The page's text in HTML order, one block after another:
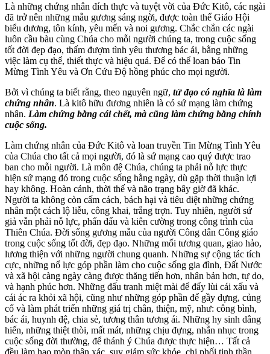
Là những chứng nhân đích thực và tuyệt vời của Đức Kitô, các ngài
đã trở nên những mẫu gương sáng ngời, được toàn thể Giáo Hội
biểu dương, tôn kính, yêu mến và noi gương. Chắc chắn các ngài
luôn cầu bàu cùng Chúa cho mỗi người chúng ta, trong cuộc sống
tốt đời đẹp đạo, thấm đượm tình yêu thương bác ái, bằng những
việc làm cụ thể, thiết thực và hiệu quả. Để có thể loan báo Tin
Mừng Tình Yêu và Ơn Cứu Độ hồng phúc cho mọi người.
Bởi vì chúng ta biết rằng, theo nguyên ngữ, tử đạo có nghĩa là làm
chứng nhân. Là kitô hữu đương nhiên là có sứ mạng làm chứng
nhân. Làm chứng bằng cái chết, mà cũng làm chứng bằng chính
cuộc sống.
Làm chứng nhân của Đức Kitô và loan truyền Tin Mừng Tình Yêu
của Chúa cho tất cả mọi người, đó là sứ mạng cao quý được trao
ban cho mỗi người. Là môn đệ Chúa, chúng ta phải nỗ lực thực
hiện sứ mạng đó trong cuộc sống hằng ngày, dù gặp thời thuận lợi
hay không. Hoàn cảnh, thời thế và não trạng bây giờ đã khác.
Người ta không còn cấm cách, bách hại và tiêu diệt những chứng
nhân một cách lộ liễu, công khai, trắng trợn. Tuy nhiên, người sứ
giả vẫn phải nỗ lực, phấn đấu và kiên cường trong công trình của
Thiên Chúa. Đời sống gương mẫu của người Công dân Công giáo
trong cuộc sống tốt đời, đẹp đạo. Những mối tương quan, giao hảo,
lương thiện với những người chung quanh. Những sự cộng tác tích
cực, những nổ lực góp phần làm cho cuộc sống gia đình, Đất Nước
và xã hội càng ngày càng được thăng tiến hơn, nhân bản hơn, tự do,
và hạnh phúc hơn. Những đấu tranh miệt mài để đẩy lùi cái xấu và
cái ác ra khỏi xã hội, cũng như những góp phần để gầy dựng, củng
cố và làm phát triển những giá trị chân, thiện, mỹ, như: công bình,
bác ái, huynh đệ, chia sẻ, tương thân tương ái. Những hy sinh dâng
hiến, những thiệt thòi, mất mát, những chịu đựng, nhẫn nhục trong
cuộc sống đời thường, để thánh ý Chúa được thực hiện… Tất cả
đều làm hao mòn thân xác, suy giảm sức khỏe, chi phối tinh thần,